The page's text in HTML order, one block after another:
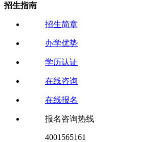
招生指南
招生简章
办学优势
学历认证
在线咨询
在线报名
报名咨询热线
4001565161